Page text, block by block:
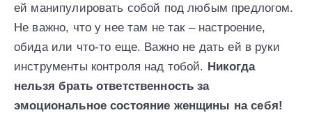
ей манипулировать собой под любым предлогом.
Не важно, что у нее там не так – настроение,
обида или что-то еще. Важно не дать ей в руки
инструменты контроля над тобой. Никогда
нельзя брать ответственность за
эмоциональное состояние женщины на себя!